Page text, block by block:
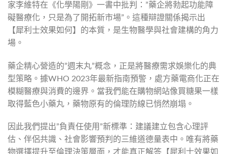
家李維特在《化學陽剛》一書中批判：”藥企將勃起功能障
礙醫療化，只是為了開拓新市場”。這種辯證關係揭示出
【犀利士效果如何】的本質，是生物醫學與社會建構的角力
場。
藥企精心營造的”週末丸”概念，正是將醫療需求娛樂化的典
型策略。據WHO 2023年最新指南預警，處方藥電商化正在
模糊醫療與消費的邊界。當我們能在購物網站像買糖果一樣
取得藍色小藥丸，藥物原有的倫理防線已悄然崩塌。
因此我們提出”負責任使用”新標準：建議建立包含心理評
估、伴侶共識、社會影響預判的三維道德量表中。唯有將藥
物選擇提升至倫理決策層面，才能真正解答【犀利士效果如